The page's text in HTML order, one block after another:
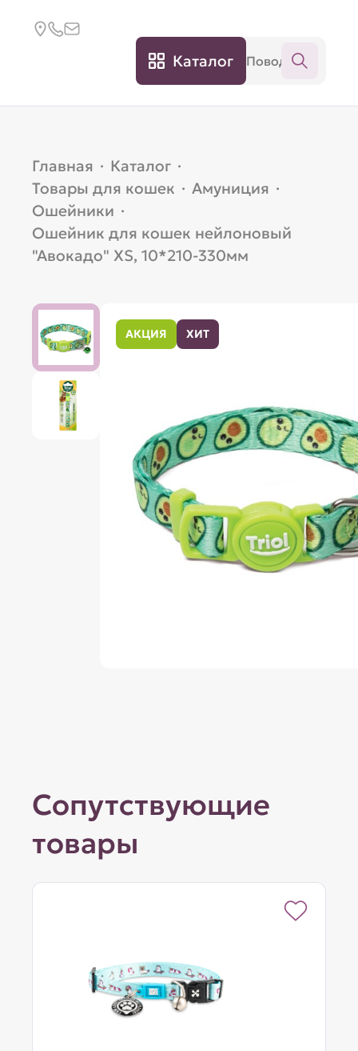
Каталог
Главная · Каталог ·
Товары для кошек · Амуниция ·
Ошейники ·
Ошейник для кошек нейлоновый
"Авокадо" XS, 10*210-330мм
АКЦИЯ ХИТ
Сопутствующие
товары